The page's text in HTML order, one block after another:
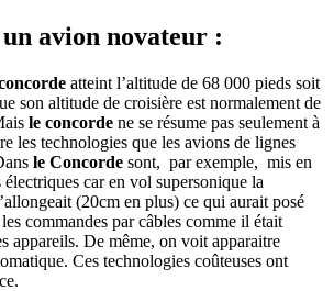
avion novateur :
atteint l’altitude de 68 000 pieds soit
son altitude de croisière est normalement de
le concorde ne se résume pas seulement à
les technologies que les avions de lignes
le Concorde sont, par exemple, mis en
électriques car en vol supersonique la
(20cm en plus) ce qui aurait posé
commandes par câbles comme il était
appareils. De même, on voit apparaitre
Ces technologies coûteuses ont